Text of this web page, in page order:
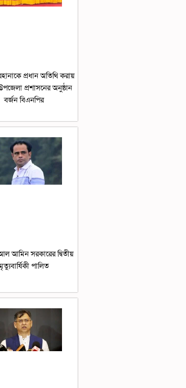
প্রধান অতিথি করায়
প্রশাসনের অনুষ্ঠান
বর্জন বিএনপির
আমিন সরকারের দ্বিতীয়
পালিত